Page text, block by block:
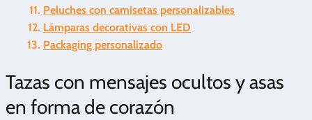
Peluches con camisetas personalizables
Lámparas decorativas con LED
Packaging personalizado
Tazas con mensajes ocultos y asas
en forma de corazón